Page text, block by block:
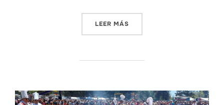
LEER MÁS